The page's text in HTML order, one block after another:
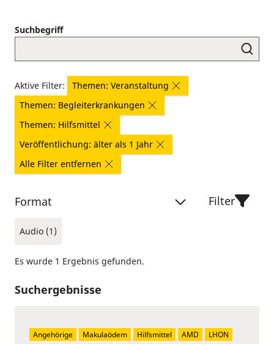
Suchbegriff
Aktive Filter:
Themen: Veranstaltung
Themen: Begleiterkrankungen
Themen: Hilfsmittel
Veröffentlichung: älter als 1 Jahr
Alle Filter entfernen
Format
Audio (1)
Filter
Es wurde 1 Ergebnis gefunden.
Suchergebnisse
Angehörige Makulaödem Hilfsmittel AMD
LHON